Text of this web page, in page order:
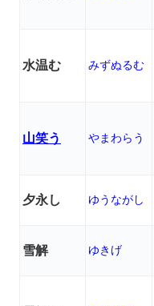
水温む みずぬるむ
山笑う やまわらう
夕永し ゆうながし
雪解 ゆきげ